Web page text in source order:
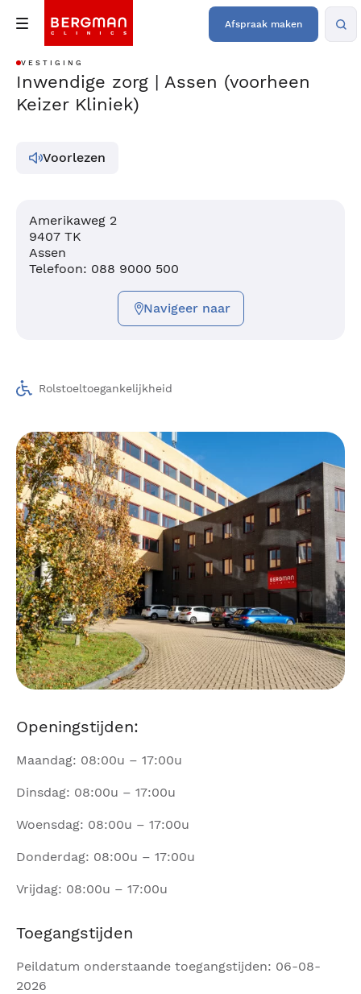
Afspraak maken
VESTIGING
Inwendige zorg | Assen (voorheen
Keizer Kliniek)
Voorlezen
Amerikaweg 2
9407 TK
Assen
Telefoon: 088 9000 500
Navigeer naar
Rolstoeltoegankelijkheid
Openingstijden:
Maandag: 08:00u – 17:00u
Dinsdag: 08:00u – 17:00u
Woensdag: 08:00u – 17:00u
Donderdag: 08:00u – 17:00u
Vrijdag: 08:00u – 17:00u
Toegangstijden
Peildatum onderstaande toegangstijden: 06-08-
2026